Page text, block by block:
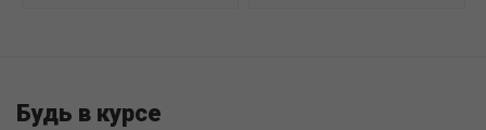
Будь в курсе